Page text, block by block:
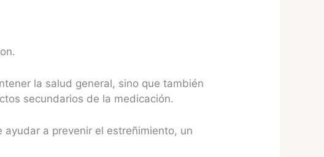
la salud general, sino que también
secundarios de la medicación.
a prevenir el estreñimiento, un